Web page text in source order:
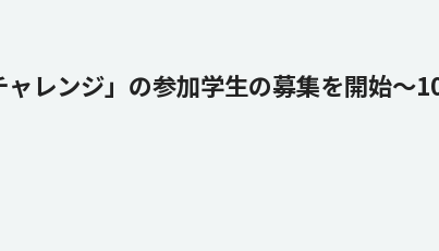
レンジ」の参加学生の募集を開始～